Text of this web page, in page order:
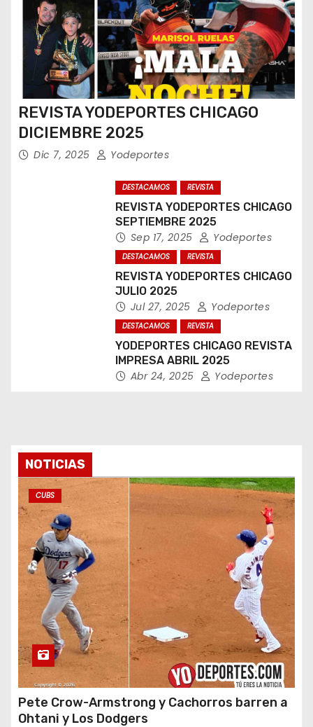
REVISTA YODEPORTES CHICAGO
DICIEMBRE 2025
Dic 7, 2025 Yodeportes
DESTACAMOS REVISTA
REVISTA YODEPORTES CHICAGO
SEPTIEMBRE 2025
Sep 17, 2025 Yodeportes
DESTACAMOS REVISTA
REVISTA YODEPORTES CHICAGO
JULIO 2025
Jul 27, 2025 Yodeportes
DESTACAMOS REVISTA
YODEPORTES CHICAGO REVISTA
IMPRESA ABRIL 2025
Abr 24, 2025 Yodeportes
NOTICIAS
CUBS
Pete Crow-Armstrong y Cachorros barren a
Ohtani y Los Dodgers